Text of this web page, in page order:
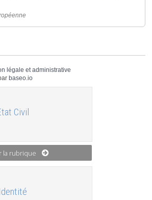
légale et administrative
baseo.io
Civil
la rubrique
Identité